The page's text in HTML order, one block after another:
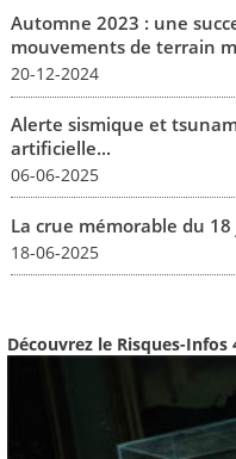
Automne 2023 : une
mouvements de terrain
20-12-2024
Alerte sismique et
artificielle...
06-06-2025
La crue mémorable du
18-06-2025
Découvrez le Risques-Infos